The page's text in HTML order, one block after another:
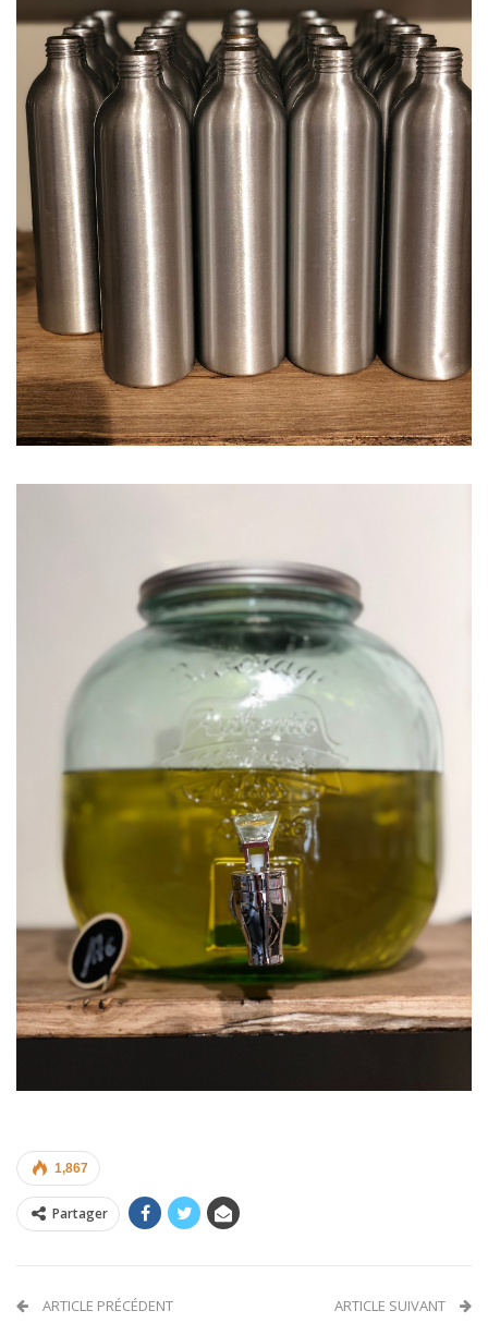
1,867
Partager
ARTICLE PRÉCÉDENT ARTICLE SUIVANT